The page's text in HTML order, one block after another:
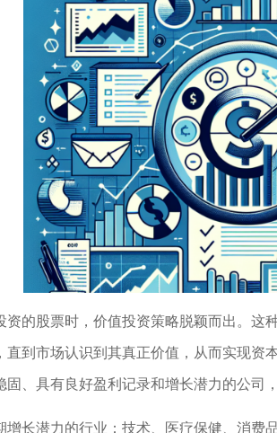
资的股票时，价值投资策略脱颖而出。这
直到市场认识到其真正价值，从而实现资
固、具有良好盈利记录和增长潜力的公司
增长潜力的行业：技术、医疗保健、消费